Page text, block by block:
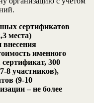
сертификатов
места)
внесения
именного
сертификат, 300
8 участников),
(9-10
– не более